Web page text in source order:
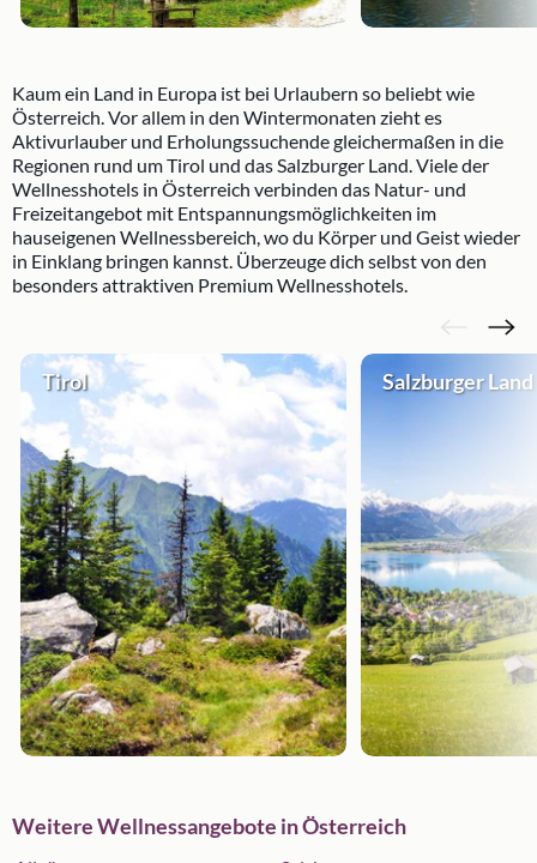
Kaum ein Land in Europa ist bei Urlaubern so beliebt wie
Österreich. Vor allem in den Wintermonaten zieht es
Aktivurlauber und Erholungssuchende gleichermaßen in die
Regionen rund um Tirol und das Salzburger Land. Viele der
Wellnesshotels in Österreich verbinden das Natur- und
Freizeitangebot mit Entspannungsmöglichkeiten im
hauseigenen Wellnessbereich, wo du Körper und Geist wieder
in Einklang bringen kannst. Überzeuge dich selbst von den
besonders attraktiven Premium Wellnesshotels.
Tirol Salzburger Land
Weitere Wellnessangebote in Österreich